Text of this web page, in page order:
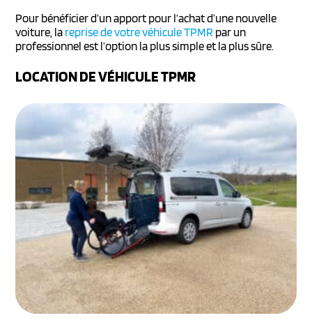
Pour bénéficier d’un apport pour l’achat d’une nouvelle
voiture, la reprise de votre véhicule TPMR par un
professionnel est l’option la plus simple et la plus sûre.
LOCATION DE VÉHICULE TPMR